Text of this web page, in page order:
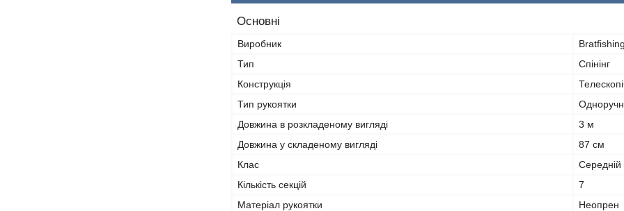
Основні
Виробник
Bratfishing
Тип
Спінінг
Конструкція
Тип рукоятки
Довжина в розкладеному вигляді
3 м
Довжина у складеному вигляді
87 см
Клас
Середній
Кількість секцій
7
Матеріал рукоятки
Неопрен